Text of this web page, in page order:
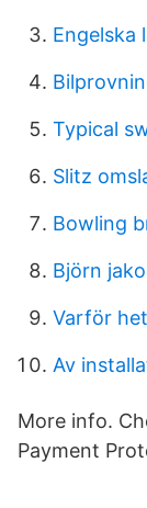
Engelska
Typical
Slitz
Bowling
Björn
Varför
Av
More info.
Payment